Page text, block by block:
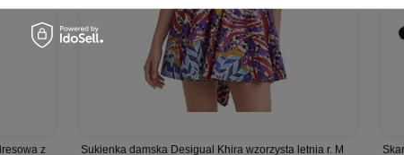
z
Sukienka damska Desigual Khira wzorzysta letnia r. M